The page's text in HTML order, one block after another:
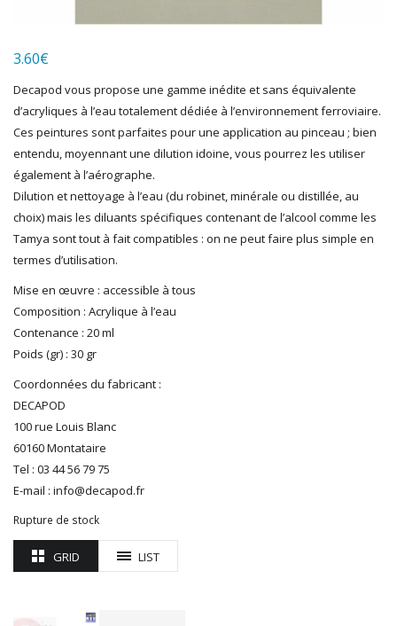
MAKETTE
MARLKIN
MKD
NOREV
NOVATEUR MODELES
PECO
PG mini
PIKO
PN SUD MODELISME
PREISER
R37
REDUTEX
REE
TAMIYA
TRAINS OUEST
Trains-O-Matic
TRIX
3.60€
Decapod vous propose une gamme inédite et sans équivalente
d’acryliques à l’eau totalement dédiée à l’environnement ferroviaire.
Ces peintures sont parfaites pour une application au pinceau ; bien
entendu, moyennant une dilution idoine, vous pourrez les utiliser
également à l’aérographe.
Dilution et nettoyage à l’eau (du robinet, minérale ou distillée, au
choix) mais les diluants spécifiques contenant de l’alcool comme les
Tamya sont tout à fait compatibles : on ne peut faire plus simple en
termes d’utilisation.
Mise en œuvre : accessible à tous
Composition : Acrylique à l’eau
Contenance : 20 ml
Poids (gr) : 30 gr
Coordonnées du fabricant :
DECAPOD
100 rue Louis Blanc
60160 Montataire
Tel : 03 44 56 79 75
E-mail : info@decapod.fr
Rupture de stock
GRID LIST